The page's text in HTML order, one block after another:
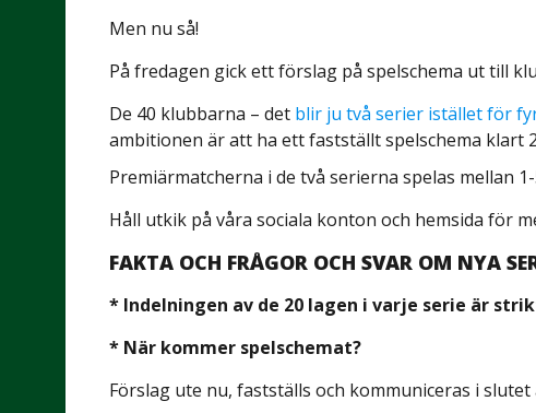
Men nu så!
På fredagen gick ett förslag på spelschema ut till
De 40 klubbarna – det blir ju två serier istället för
ambitionen är att ha ett fastställt spelschema klart
Premiärmatcherna i de två serierna spelas mellan
Håll utkik på våra sociala konton och hemsida för
FAKTA OCH FRÅGOR OCH SVAR OM NYA
* Indelningen av de 20 lagen i varje serie är
* När kommer spelschemat?
Förslag ute nu, fastställs och kommuniceras i slutet